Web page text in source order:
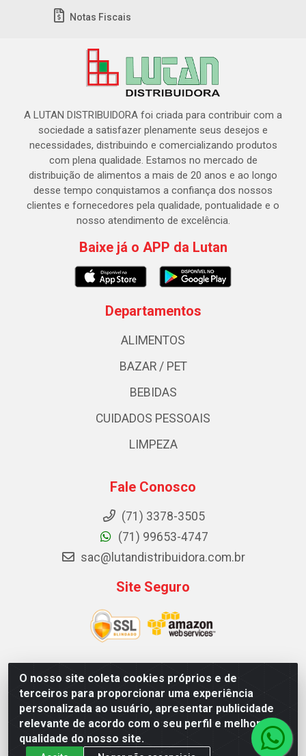
O nosso site coleta cookies próprios e de
terceiros para proporcionar uma experiência
personalizada ao usuário, apresentar publicidade
relevante de acordo com o seu perfil e melhorar a
qualidade do nosso site.
Notas Fiscais
A LUTAN DISTRIBUIDORA foi criada para contribuir com a
sociedade a satisfazer plenamente seus desejos e
necessidades, distribuindo e comercializando produtos
com plena qualidade. Estamos no mercado de
distribuição de alimentos a mais de 20 anos e ao longo
desse tempo conquistamos a confiança dos nossos
clientes e fornecedores pela qualidade, pontualidade e o
nosso atendimento de excelência.
Baixe já o APP da Lutan
Departamentos
ALIMENTOS
BAZAR / PET
BEBIDAS
CUIDADOS PESSOAIS
LIMPEZA
Fale Conosco
(71) 3378-3505
(71) 99653-4747
sac@lutandistribuidora.com.br
Site Seguro
Lutan Distribuidora - Rua Dr. Gerino Souza Filho, 1525 -
Itinga - Lauro de Freitas / BA - CEP 42700-000 - CNPJ
05.156.713/0001-62